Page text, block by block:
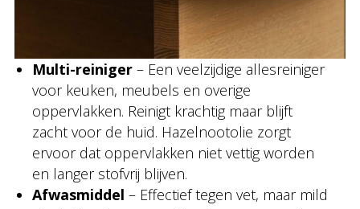
Multi-reiniger– Een veelzijdige allesreiniger
voor keuken, meubels en overige
oppervlakken. Reinigt krachtig maar blijft
zacht voor de huid. Hazelnootolie zorgt
ervoor dat oppervlakken niet vettig worden
en langer stofvrij blijven.
Afwasmiddel – Effectief tegen vet, maar mild